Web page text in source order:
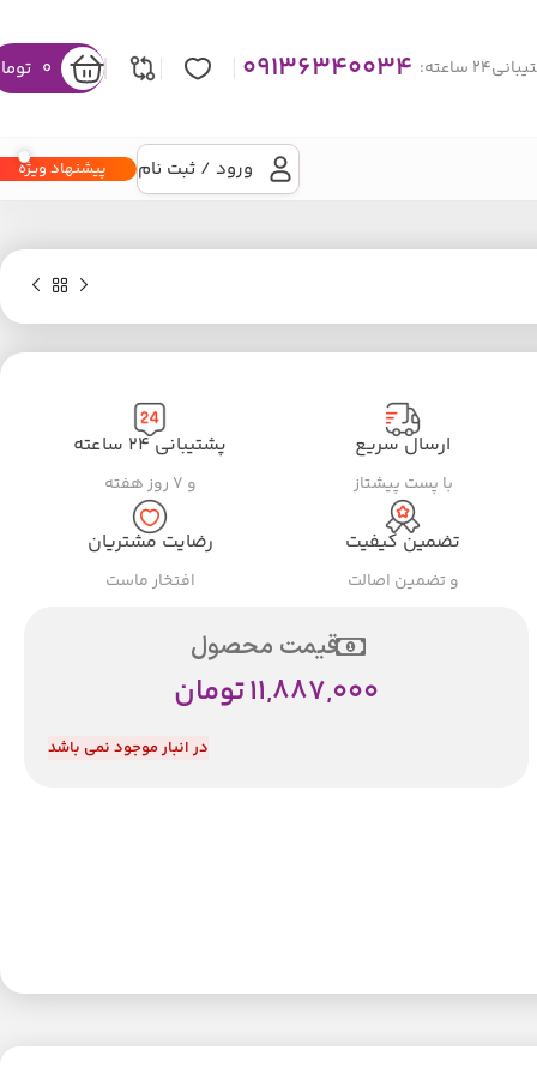
ساعته: 09136340034
0
ورود / ثبت نام پیشنهاد ویژه
ارسال سریع
با پست پیشتاز
پشتیبانی ۲۴ ساعته
و ۷ روز هفته
تضمین کیفیت
و تضمین اصالت
رضایت مشتریان
افتخار ماست
قیمت محصول
11,887,000تومان
در انبار موجود نمی باشد